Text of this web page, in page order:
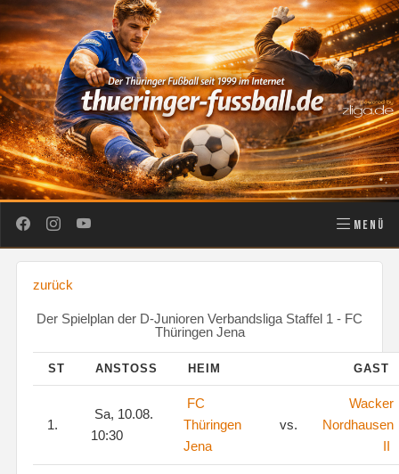
MENÜ
zurück
Der Spielplan der D-Junioren Verbandsliga Staffel 1 - FC
Thüringen Jena
ST ANSTOSS HEIM GAST
1.
Sa, 10.08.
10:30
FC
Thüringen
Jena
vs.
Wacker
Nordhausen
II